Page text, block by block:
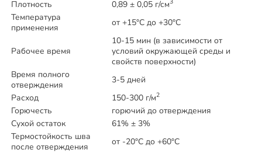
Плотность
0,89 ± 0,05 г/см
Температура
применения
от +15°C до +30°C
Рабочее время
10-15 мин (в зависимости от
условий окружающей среды и
свойств поверхности)
Время полного
отверждения
3-5 дней
Расход
150-300 г/м2
Горючесть
горючий до отверждения
Сухой остаток
61% ± 3%
Термостойкость шва
после отверждения
от -20°C до +60°C